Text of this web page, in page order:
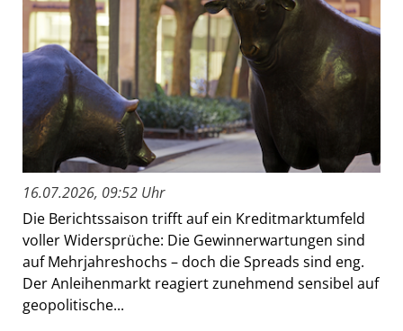
16.07.2026, 09:52 Uhr
Die Berichtssaison trifft auf ein Kreditmarktumfeld
voller Widersprüche: Die Gewinnerwartungen sind
auf Mehrjahreshochs – doch die Spreads sind eng.
Der Anleihenmarkt reagiert zunehmend sensibel auf
geopolitische...